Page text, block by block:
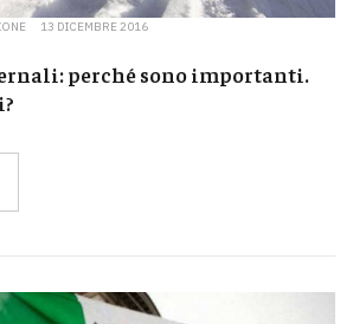
13 DICEMBRE 2016
perché sono importanti.